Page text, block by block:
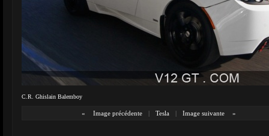
C.R. Ghislain Balemboy
« Image précédente | Tesla | Image suivante »